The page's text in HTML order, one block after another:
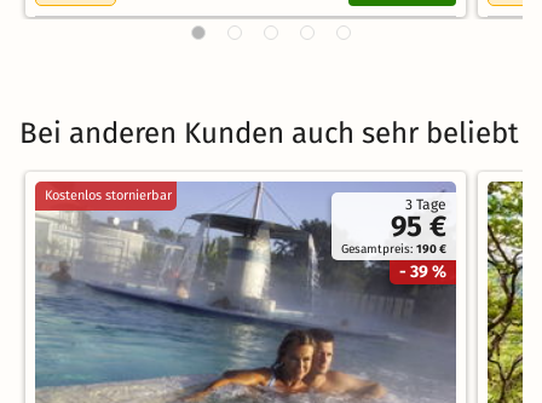
Bei anderen Kunden auch sehr beliebt
3 Tage
95 €
Gesamtpreis:190 €
- 39 %
Kostenlos stornierbar